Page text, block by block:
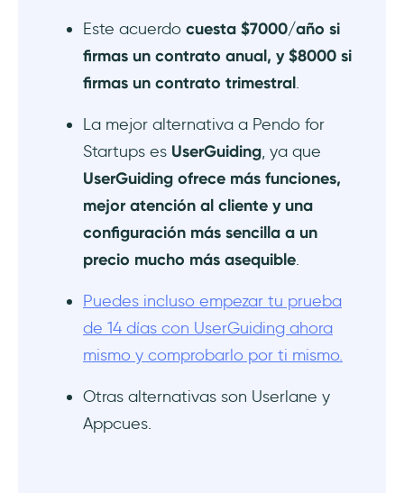
Este acuerdo cuesta $7000/año si
firmas un contrato anual, y $8000 si
firmas un contrato trimestral.
La mejor alternativa a Pendo for
Startups es UserGuiding, ya que
UserGuiding ofrece más funciones,
mejor atención al cliente y una
configuración más sencilla a un
precio mucho más asequible.
Puedes incluso empezar tu prueba
de 14 días con UserGuiding ahora
mismo y comprobarlo por ti mismo.
Otras alternativas son Userlane y
Appcues.